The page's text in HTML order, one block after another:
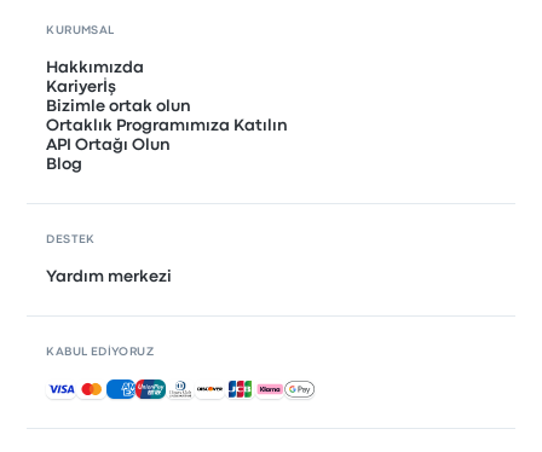
KURUMSAL
Hakkımızda
Kariyerİş
Bizimle ortak olun
Ortaklık Programımıza Katılın
API Ortağı Olun
Blog
DESTEK
Yardım merkezi
KABUL EDIYORUZ
Kabul edilen ödemeler